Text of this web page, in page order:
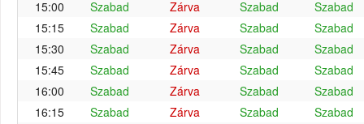
15:00
Szabad Zárva Szabad
Szabad
15:15
Szabad Zárva Szabad
Szabad
15:30
Szabad Zárva Szabad
Szabad
15:45
Szabad Zárva Szabad
Szabad
16:00
Szabad Zárva Szabad
Szabad
16:15
Szabad Zárva Szabad Szabad